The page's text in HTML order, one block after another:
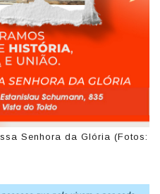
Senhora da Glória (Fotos: